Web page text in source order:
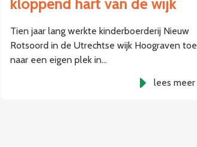
Tien jaar lang werkte kinderboerderij Nieuw
Rotsoord in de Utrechtse wijk Hoograven toe
naar een eigen plek in…
lees meer